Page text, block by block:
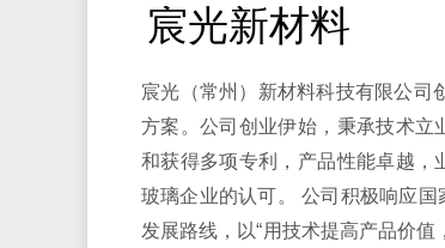
宸光新材料
宸光（常州）新材料科技有限公司
方案。公司创业伊始，秉承技术立
和获得多项专利，产品性能卓越，
玻璃企业的认可。 公司积极响应
发展路线，以“用技术提高产品价